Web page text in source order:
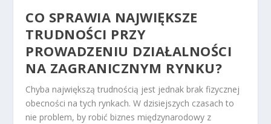
CO SPRAWIA NAJWIĘKSZE
TRUDNOŚCI PRZY
PROWADZENIU DZIAŁALNOŚCI
NA ZAGRANICZNYM RYNKU?
Chyba największą trudnością jest jednak brak fizycznej
obecności na tych rynkach. W dzisiejszych czasach to
nie problem, by robić biznes międzynarodowy z